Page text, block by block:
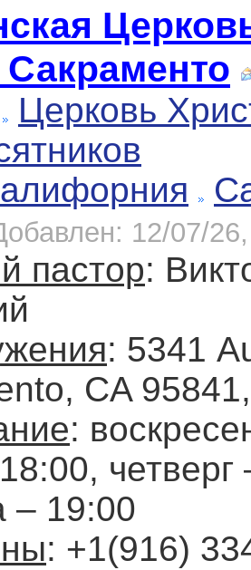
Сакраменто
Церковь
12/07/
пастор:
: 5341
CA
:
четверг
– 19:00
: +1(916)